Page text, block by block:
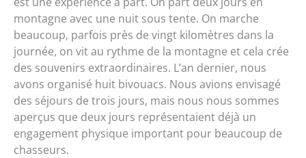
montagne avec une nuit sous tente. On marche
beaucoup, parfois près de vingt kilomètres dans la
journée, on vit au rythme de la montagne et cela crée
des souvenirs extraordinaires. L’an dernier, nous
avons organisé huit bivouacs. Nous avions envisagé
des séjours de trois jours, mais nous nous sommes
aperçus que deux jours représentaient déjà un
engagement physique important pour beaucoup de
chasseurs.